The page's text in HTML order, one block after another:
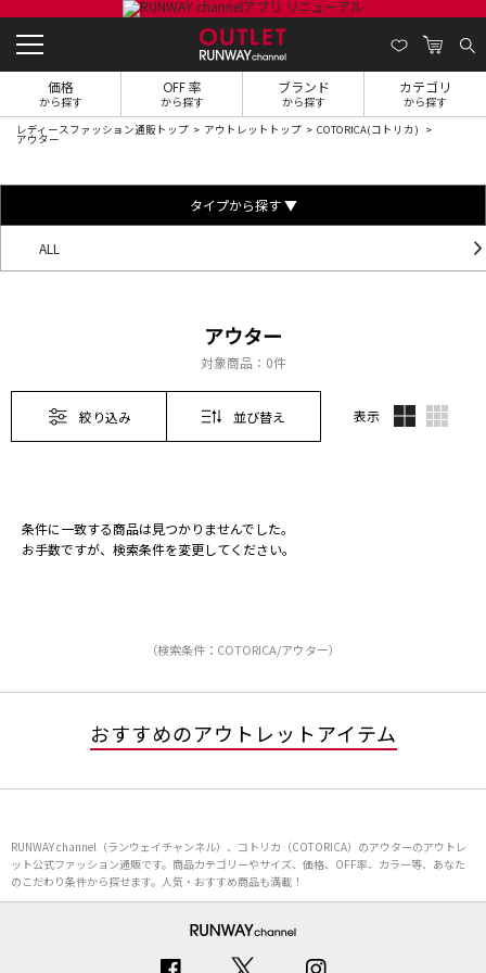
価格
から探す
OFF 率
から探す
ブランド
から探す
カテゴリ
から探す
レディースファッション通販トップ アウトレットトップ COTORICA(コトリカ)
アウター
タイプから探す ▼
ALL
アウター
対象商品： 0件
絞り込み 並び替え 表示
条件に一致する商品は見つかりませんでした。
お手数ですが、検索条件を変更してください。
（検索条件：COTORICA/アウター）
おすすめのアウトレットアイテム
RUNWAY channel（ランウェイチャンネル）、コトリカ（COTORICA）のアウターのアウトレ
ット公式ファッション通販です。商品カテゴリーやサイズ、価格、OFF率、カラー等、あなた
のこだわり条件から探せます。人気・おすすめ商品も満載！